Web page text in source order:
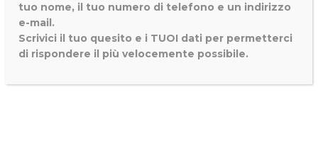
tuo nome, il tuo numero di telefono e un indirizzo
e-mail.
Scrivici il tuo quesito e i TUOI dati per permetterci
di rispondere il più velocemente possibile.